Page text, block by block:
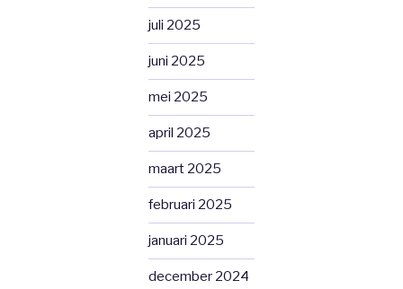
juli 2025
juni 2025
mei 2025
april 2025
maart 2025
februari 2025
januari 2025
december 2024